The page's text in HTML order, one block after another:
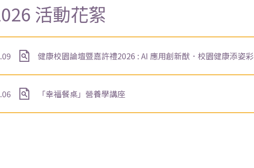
活動花絮
健康校園論壇暨嘉許禮2026 : AI 應用創新猷．校園健康添姿彩
「幸福餐桌」營養學講座